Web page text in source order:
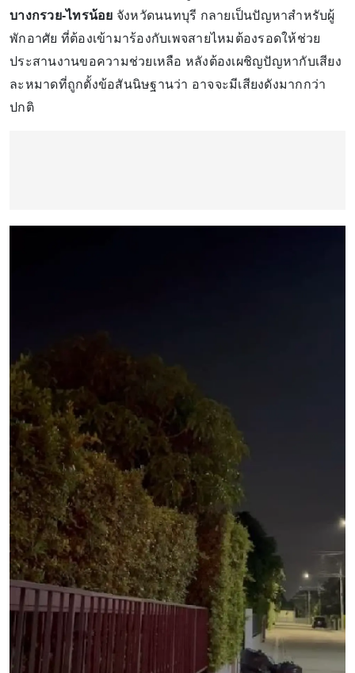
บางกรวย-ไทรน้อย จังหวัดนนทบุรี กลายเป็นปัญหาสำหรับผู้
พักอาศัย ที่ต้องเข้ามาร้องกับเพจสายไหมต้องรอดให้ช่วย
ประสานงานขอความช่วยเหลือ หลังต้องเผชิญปัญหากับเสียง
ละหมาดที่ถูกตั้งข้อสันนิษฐานว่า อาจจะมีเสียงดังมากกว่า
ปกติ